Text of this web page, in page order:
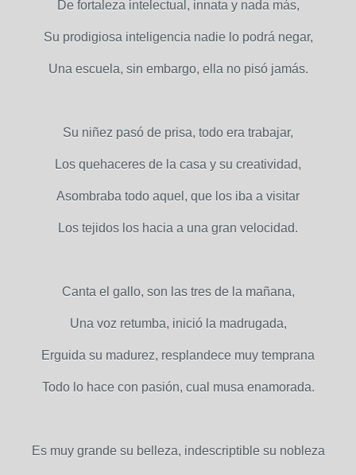
De fortaleza intelectual, innata y nada más,
Su prodigiosa inteligencia nadie lo podrá negar,
Una escuela, sin embargo, ella no pisó jamás.
Su niñez pasó de prisa, todo era trabajar,
Los quehaceres de la casa y su creatividad,
Asombraba todo aquel, que los iba a visitar
Los tejidos los hacia a una gran velocidad.
Canta el gallo, son las tres de la mañana,
Una voz retumba, inició la madrugada,
Erguida su madurez, resplandece muy temprana
Todo lo hace con pasión, cual musa enamorada.
Es muy grande su belleza, indescriptible su nobleza